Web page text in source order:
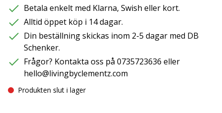
Betala enkelt med Klarna, Swish eller kort.
Alltid öppet köp i 14 dagar.
Din beställning skickas inom 2-5 dagar med DB
Schenker.
Frågor? Kontakta oss på 0735723636 eller
hello@livingbyclementz.com
Produkten slut i lager